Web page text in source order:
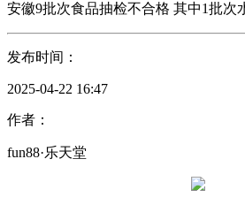
安徽9批次食品抽检不合格 其中1批次
发布时间：
2025-04-22 16:47
作者：
fun88·乐天堂